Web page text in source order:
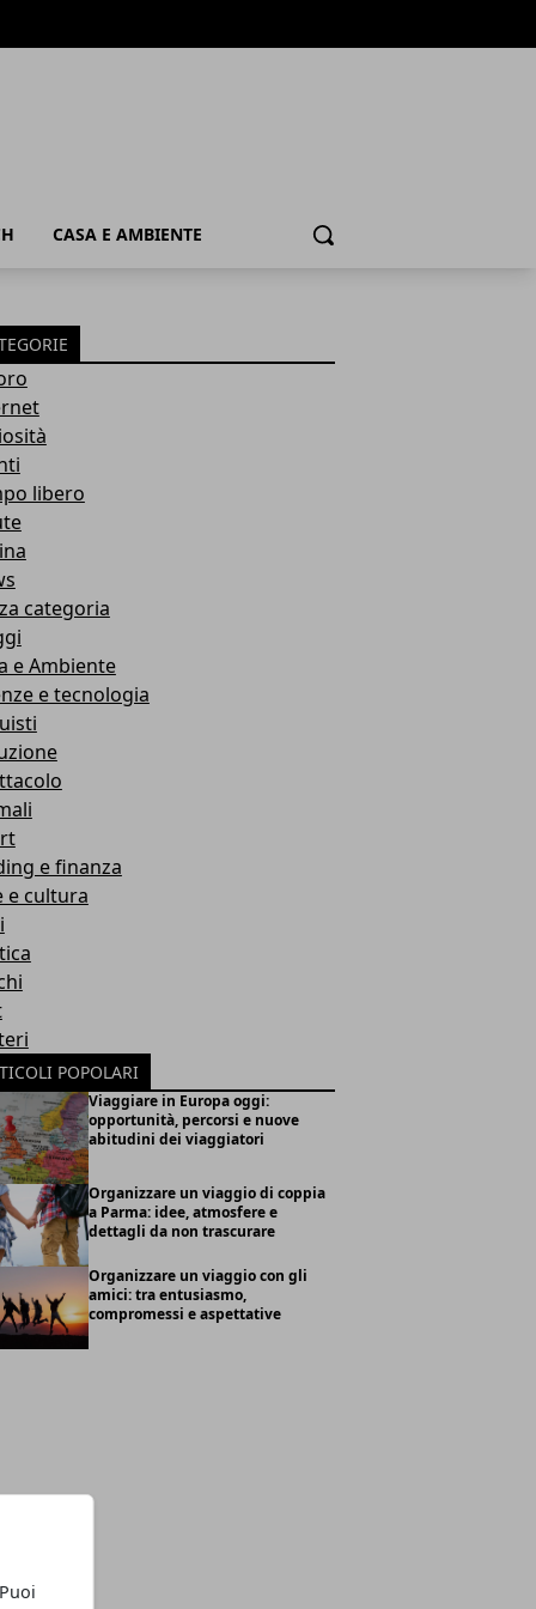
CASA E AMBIENTE Cerca
libero
categoria
e Ambiente
e tecnologia
e finanza
e cultura
POPOLARI
Viaggiare in Europa oggi:
opportunità, percorsi e nuove
abitudini dei viaggiatori
Organizzare un viaggio di coppia
a Parma: idee, atmosfere e
dettagli da non trascurare
Organizzare un viaggio con gli
amici: tra entusiasmo,
compromessi e aspettative